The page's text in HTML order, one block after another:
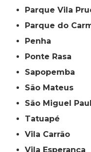
Parque Vila
Parque do
Penha
Ponte Rasa
Sapopemba
São Mateus
São Miguel
Tatuapé
Vila Carrão
Vila Esperança